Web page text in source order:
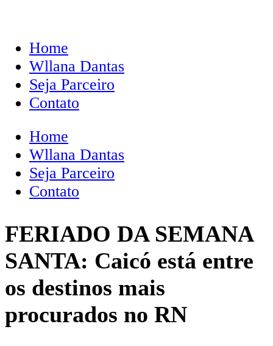
Home
Wllana Dantas
Seja Parceiro
Contato
Home
Wllana Dantas
Seja Parceiro
Contato
FERIADO DA SEMANA
SANTA: Caicó está entre
os destinos mais
procurados no RN